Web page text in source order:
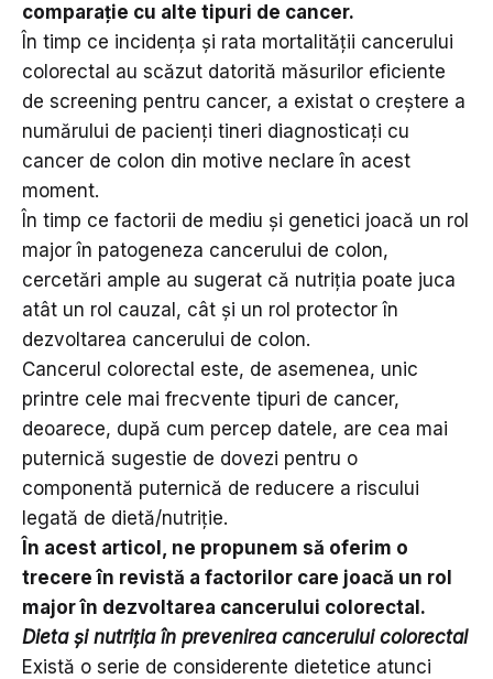
comparație cu alte tipuri de cancer.
În timp ce incidența și rata mortalității cancerului
colorectal au scăzut datorită măsurilor eficiente
de screening pentru cancer, a existat o creștere a
numărului de pacienți tineri diagnosticați cu
cancer de colon din motive neclare în acest
moment.
În timp ce factorii de mediu și genetici joacă un rol
major în patogeneza cancerului de colon,
cercetări ample au sugerat că nutriția poate juca
atât un rol cauzal, cât și un rol protector în
dezvoltarea cancerului de colon.
Cancerul colorectal este, de asemenea, unic
printre cele mai frecvente tipuri de cancer,
deoarece, după cum percep datele, are cea mai
puternică sugestie de dovezi pentru o
componentă puternică de reducere a riscului
legată de dietă/nutriție.
În acest articol, ne propunem să oferim o
trecere în revistă a factorilor care joacă un rol
major în dezvoltarea cancerului colorectal.
Dieta și nutriția în prevenirea cancerului colorectal
Există o serie de considerente dietetice atunci